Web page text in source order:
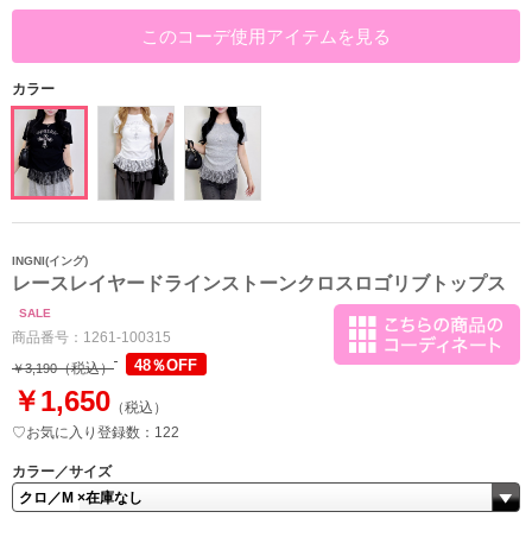
このコーデ使用アイテムを見る
カラー
INGNI(イング)
レースレイヤードラインストーンクロスロゴリブトップス
SALE
商品番号： 1261-100315
￥3,190（税込） 48％OFF
￥1,650 （税込）
♡お気に入り登録数：122
カラー／サイズ